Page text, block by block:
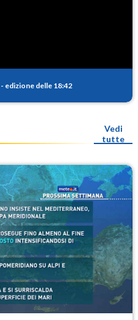
- edizione delle 18:42
Vedi
tutte